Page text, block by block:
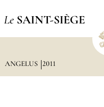
Le SAINT-SIÈGE
ANGELUS 2011